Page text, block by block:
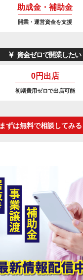
助成金・補助金
開業・運営資金を支援
資金ゼロで開業したい
0円出店
初期費用ゼロで出店可能
まずは無料で相談してみる